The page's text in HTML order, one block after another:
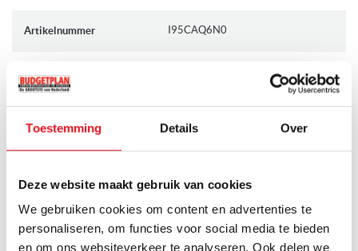
Toestemming Details Over
Deze website maakt gebruik van cookies
We gebruiken cookies om content en advertenties te
personaliseren, om functies voor social media te bieden
en om ons websiteverkeer te analyseren. Ook delen we
3 snelheden + 2 intensiefstanden (met automatische
waardoor de kookdampen langs de randen worden afgezogen
hoger afzuigrendement
Intervalventilatie: ventileert de ruimte elk uur voor schone
lucht
Elektronische besturing met afstandsbediening
Artikelnummer I95CAQ6N0
Productlijn NEFF Collection, Neff N50
Sub-categories Plafond afzuigkap
Toon alle specificaties